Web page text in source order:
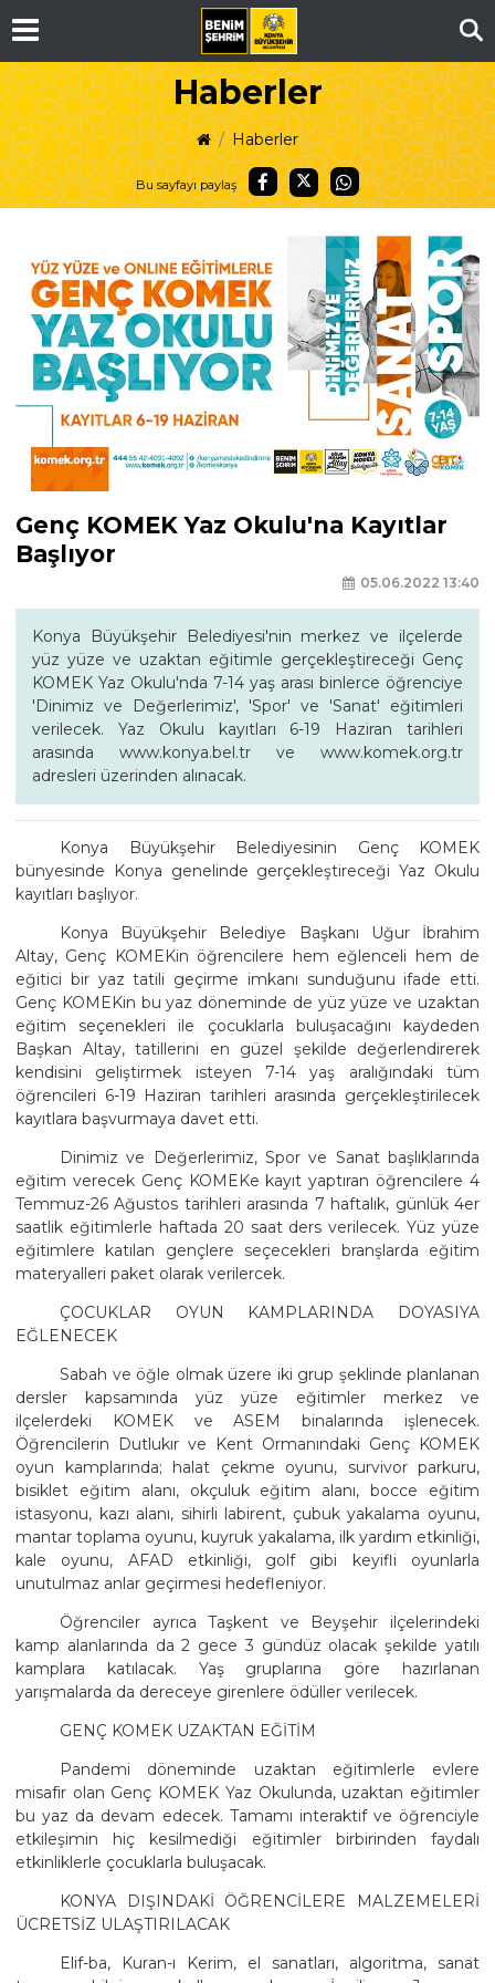
Haberler
Haberler
Bu sayfayı paylaş
Genç KOMEK Yaz Okulu'na Kayıtlar
Başlıyor
05.06.2022 13:40
Konya Büyükşehir Belediyesi'nin merkez ve ilçelerde
yüz yüze ve uzaktan eğitimle gerçekleştireceği Genç
KOMEK Yaz Okulu'nda 7-14 yaş arası binlerce öğrenciye
'Dinimiz ve Değerlerimiz', 'Spor' ve 'Sanat' eğitimleri
verilecek. Yaz Okulu kayıtları 6-19 Haziran tarihleri
arasında www.konya.bel.tr ve www.komek.org.tr
adresleri üzerinden alınacak.
Konya Büyükşehir Belediyesinin Genç KOMEK
bünyesinde Konya genelinde gerçekleştireceği Yaz Okulu
kayıtları başlıyor.
Konya Büyükşehir Belediye Başkanı Uğur İbrahim
Altay, Genç KOMEKin öğrencilere hem eğlenceli hem de
eğitici bir yaz tatili geçirme imkanı sunduğunu ifade etti.
Genç KOMEKin bu yaz döneminde de yüz yüze ve uzaktan
eğitim seçenekleri ile çocuklarla buluşacağını kaydeden
Başkan Altay, tatillerini en güzel şekilde değerlendirerek
kendisini geliştirmek isteyen 7-14 yaş aralığındaki tüm
öğrencileri 6-19 Haziran tarihleri arasında gerçekleştirilecek
kayıtlara başvurmaya davet etti.
Dinimiz ve Değerlerimiz, Spor ve Sanat başlıklarında
eğitim verecek Genç KOMEKe kayıt yaptıran öğrencilere 4
Temmuz-26 Ağustos tarihleri arasında 7 haftalık, günlük 4er
saatlik eğitimlerle haftada 20 saat ders verilecek. Yüz yüze
eğitimlere katılan gençlere seçecekleri branşlarda eğitim
materyalleri paket olarak verilercek.
ÇOCUKLAR OYUN KAMPLARINDA DOYASIYA
EĞLENECEK
Sabah ve öğle olmak üzere iki grup şeklinde planlanan
dersler kapsamında yüz yüze eğitimler merkez ve
ilçelerdeki KOMEK ve ASEM binalarında işlenecek.
Öğrencilerin Dutlukır ve Kent Ormanındaki Genç KOMEK
oyun kamplarında; halat çekme oyunu, survivor parkuru,
bisiklet eğitim alanı, okçuluk eğitim alanı, bocce eğitim
istasyonu, kazı alanı, sihirli labirent, çubuk yakalama oyunu,
mantar toplama oyunu, kuyruk yakalama, ilk yardım etkinliği,
kale oyunu, AFAD etkinliği, golf gibi keyifli oyunlarla
unutulmaz anlar geçirmesi hedefleniyor.
Öğrenciler ayrıca Taşkent ve Beyşehir ilçelerindeki
kamp alanlarında da 2 gece 3 gündüz olacak şekilde yatılı
kamplara katılacak. Yaş gruplarına göre hazırlanan
yarışmalarda da dereceye girenlere ödüller verilecek.
GENÇ KOMEK UZAKTAN EĞİTİM
Pandemi döneminde uzaktan eğitimlerle evlere
misafir olan Genç KOMEK Yaz Okulunda, uzaktan eğitimler
bu yaz da devam edecek. Tamamı interaktif ve öğrenciyle
etkileşimin hiç kesilmediği eğitimler birbirinden faydalı
etkinliklerle çocuklarla buluşacak.
KONYA DIŞINDAKİ ÖĞRENCİLERE MALZEMELERİ
ÜCRETSİZ ULAŞTIRILACAK
Elif-ba, Kuran-ı Kerim, el sanatları, algoritma, sanat